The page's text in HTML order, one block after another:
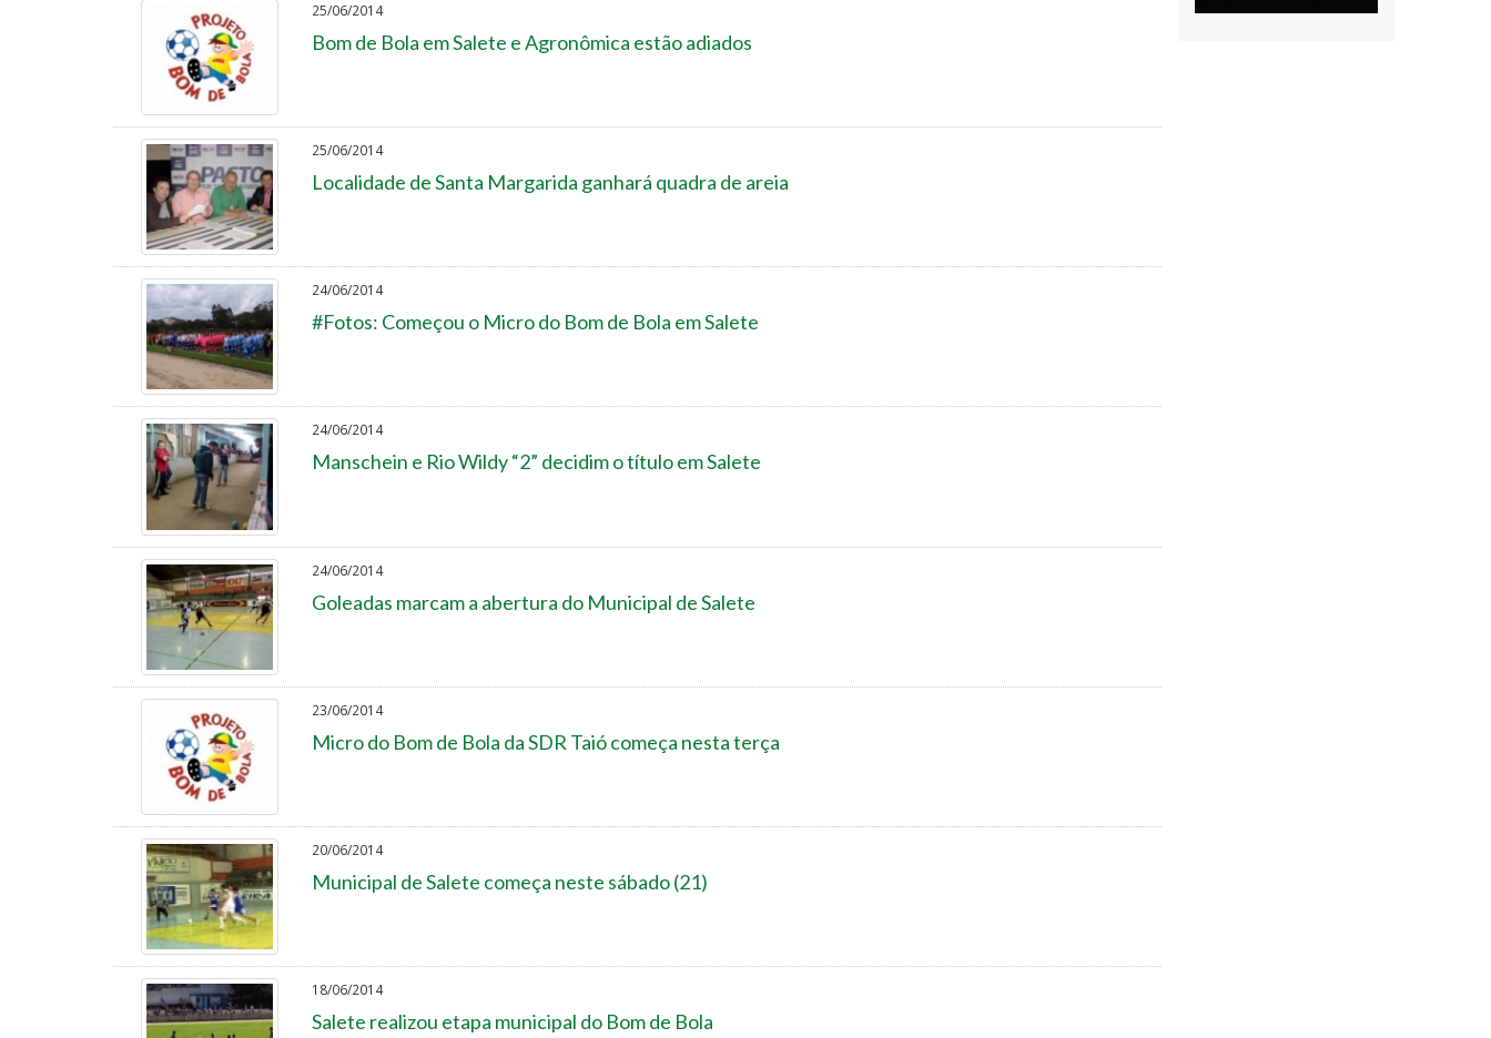
25/06/2014
Bom de Bola em Salete e Agronômica estão adiados
25/06/2014
Localidade de Santa Margarida ganhará quadra de areia
24/06/2014
#Fotos: Começou o Micro do Bom de Bola em Salete
24/06/2014
Manschein e Rio Wildy “2” decidim o título em Salete
24/06/2014
Goleadas marcam a abertura do Municipal de Salete
23/06/2014
Micro do Bom de Bola da SDR Taió começa nesta terça
20/06/2014
Municipal de Salete começa neste sábado (21)
18/06/2014
Salete realizou etapa municipal do Bom de Bola